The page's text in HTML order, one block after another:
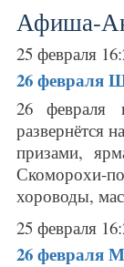
Афиша-
25 февраля
26 февраля
26 февраля
развернётся
призами,
Скоморохи-
хороводы,
25 февраля
26 февраля